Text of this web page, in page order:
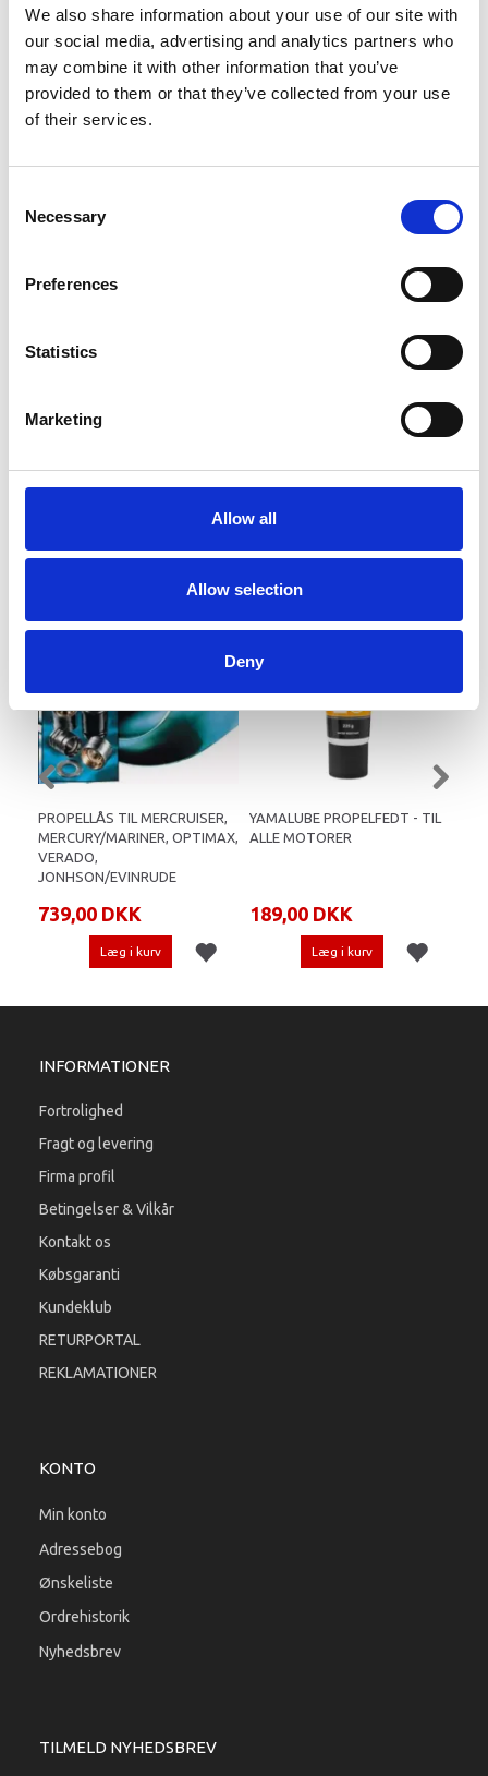
We also share information about your use of our site with
our social media, advertising and analytics partners who
may combine it with other information that you’ve
provided to them or that they’ve collected from your use
of their services.
Selection
Necessary
Preferences
Statistics
Marketing
Allow all
Allow selection
Deny
9 1/4" X 9" (Originalt varenummer 897750A11)
9 1/4" X 10" (Originalt varenummer 897752A11)
9 1/4" X 11" (Originalt varenummer 897754A11)
14 stråler på akslen. Passer til Mercury/Mariner 9.9-20 HK
Propel lavet i højkvalitets aluminium - både primet og malet -
Mere information
9.9HP Bigfoot 2005- Newer
Vi oplever i øjeblikket store og hyppige prisændringer i markedet.
Derfor kan der i enkelte tilfælde være produkter, som ikke kan
PROPELLÅS TIL MERCRUISER,
MERCURY/MARINER, OPTIMAX,
VERADO,
JONHSON/EVINRUDE
739,00 DKK
Læg i kurv
YAMALUBE PROPELFEDT - TIL
ALLE MOTORER
189,00 DKK
Læg i kurv
INFORMATIONER
Fortrolighed
Fragt og levering
Firma profil
Betingelser & Vilkår
Kontakt os
Købsgaranti
Kundeklub
RETURPORTAL
REKLAMATIONER
KONTO
Min konto
Adressebog
Ønskeliste
Ordrehistorik
Nyhedsbrev
TILMELD NYHEDSBREV